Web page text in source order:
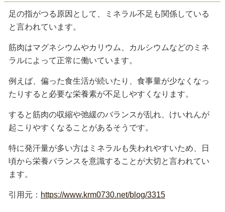
足の指がつる原因として、ミネラル不足も関係している
と言われています。
筋肉はマグネシウムやカリウム、カルシウムなどのミネ
ラルによって正常に働いています。
例えば、偏った食生活が続いたり、食事量が少なくなっ
たりすると必要な栄養素が不足しやすくなります。
すると筋肉の収縮や弛緩のバランスが乱れ、けいれんが
起こりやすくなることがあるそうです。
特に発汗量が多い方はミネラルも失われやすいため、日
頃から栄養バランスを意識することが大切と言われてい
ます。
引用元： https://www.krm0730.net/blog/3315